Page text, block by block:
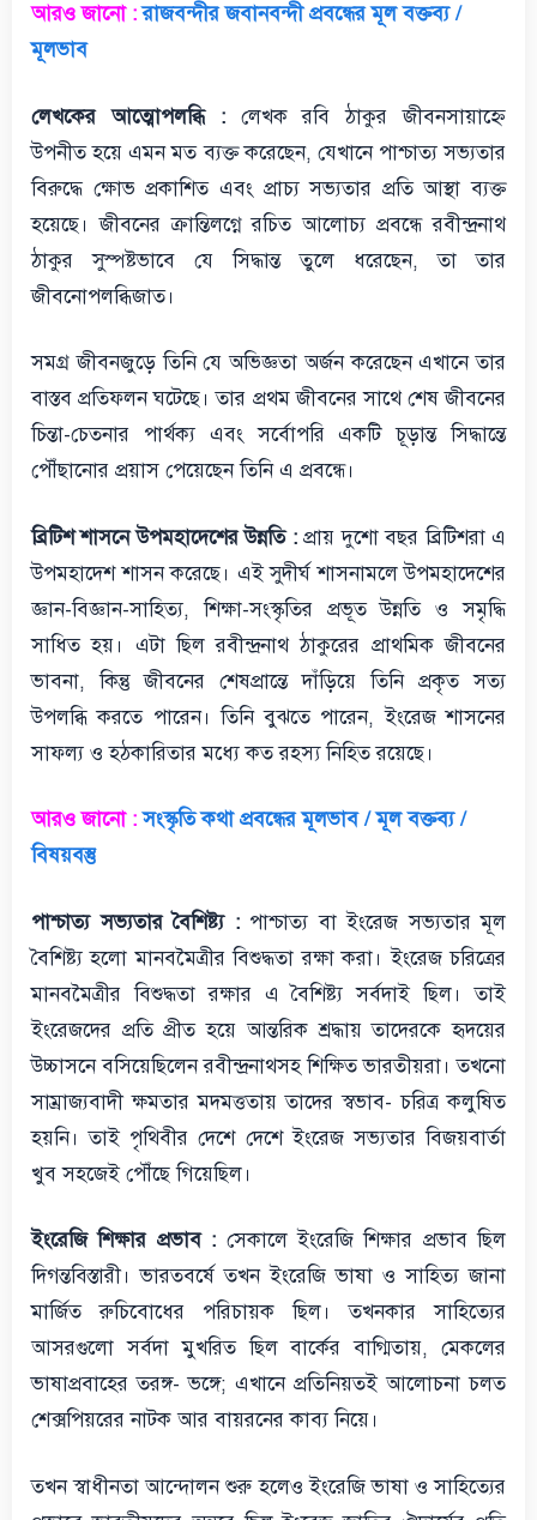
আরও জানো : রাজবন্দীর জবানবন্দী প্রবন্ধের মূল বক্তব্য /
মূলভাব
লেখকের আত্মোপলব্ধি :লেখক রবি ঠাকুর জীবনসায়াহ্নে
উপনীত হয়ে এমন মত ব্যক্ত করেছেন, যেখানে পাশ্চাত্য সভ্যতার
বিরুদ্ধে ক্ষোভ প্রকাশিত এবং প্রাচ্য সভ্যতার প্রতি আস্থা ব্যক্ত
হয়েছে। জীবনের ক্রান্তিলগ্নে রচিত আলোচ্য প্রবন্ধে রবীন্দ্রনাথ
ঠাকুর সুস্পষ্টভাবে যে সিদ্ধান্ত তুলে ধরেছেন, তা তার
জীবনোপলব্ধিজাত।
সমগ্র জীবনজুড়ে তিনি যে অভিজ্ঞতা অর্জন করেছেন এখানে তার
বাস্তব প্রতিফলন ঘটেছে। তার প্রথম জীবনের সাথে শেষ জীবনের
চিন্তা-চেতনার পার্থক্য এবং সর্বোপরি একটি চূড়ান্ত সিদ্ধান্তে
পৌঁছানোর প্রয়াস পেয়েছেন তিনি এ প্রবন্ধে।
ব্রিটিশ শাসনে উপমহাদেশের উন্নতি :প্রায় দুশো বছর ব্রিটিশরা এ
উপমহাদেশ শাসন করেছে। এই সুদীর্ঘ শাসনামলে উপমহাদেশের
জ্ঞান-বিজ্ঞান-সাহিত্য, শিক্ষা-সংস্কৃতির প্রভূত উন্নতি ও সমৃদ্ধি
সাধিত হয়। এটা ছিল রবীন্দ্রনাথ ঠাকুরের প্রাথমিক জীবনের
ভাবনা, কিন্তু জীবনের শেষপ্রান্তে দাঁড়িয়ে তিনি প্রকৃত সত্য
উপলব্ধি করতে পারেন। তিনি বুঝতে পারেন, ইংরেজ শাসনের
সাফল্য ও হঠকারিতার মধ্যে কত রহস্য নিহিত রয়েছে।
আরও জানো : সংস্কৃতি কথা প্রবন্ধের মূলভাব / মূল বক্তব্য /
বিষয়বস্তু
পাশ্চাত্য সভ্যতার বৈশিষ্ট্য :পাশ্চাত্য বা ইংরেজ সভ্যতার মূল
বৈশিষ্ট্য হলো মানবমৈত্রীর বিশুদ্ধতা রক্ষা করা। ইংরেজ চরিত্রের
মানবমৈত্রীর বিশুদ্ধতা রক্ষার এ বৈশিষ্ট্য সর্বদাই ছিল। তাই
ইংরেজদের প্রতি প্রীত হয়ে আন্তরিক শ্রদ্ধায় তাদেরকে হৃদয়ের
উচ্চাসনে বসিয়েছিলেন রবীন্দ্রনাথসহ শিক্ষিত ভারতীয়রা। তখনো
সাম্রাজ্যবাদী ক্ষমতার মদমত্ততায় তাদের স্বভাব- চরিত্র কলুষিত
হয়নি। তাই পৃথিবীর দেশে দেশে ইংরেজ সভ্যতার বিজয়বার্তা
খুব সহজেই পৌঁছে গিয়েছিল।
ইংরেজি শিক্ষার প্রভাব : সেকালে ইংরেজি শিক্ষার প্রভাব ছিল
দিগন্তবিস্তারী। ভারতবর্ষে তখন ইংরেজি ভাষা ও সাহিত্য জানা
মার্জিত রুচিবোধের পরিচায়ক ছিল। তখনকার সাহিত্যের
আসরগুলো সর্বদা মুখরিত ছিল বার্কের বাগ্মিতায়, মেকলের
ভাষাপ্রবাহের তরঙ্গ- ভঙ্গে; এখানে প্রতিনিয়তই আলোচনা চলত
শেক্সপিয়রের নাটক আর বায়রনের কাব্য নিয়ে।
তখন স্বাধীনতা আন্দোলন শুরু হলেও ইংরেজি ভাষা ও সাহিত্যের